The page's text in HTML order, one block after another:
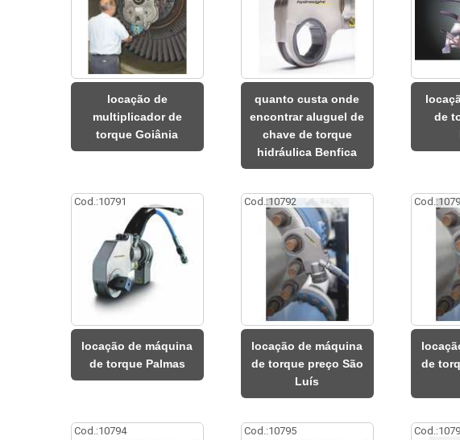
locação de
multiplicador de
torque Goiânia
quanto custa onde
encontrar aluguel de
chave de torque
hidráulica Benfica
de
Cod.:10791
locação de máquina
de torque Palmas
Cod.:10792
locação de máquina
de torque preço São
Luís
Cod.:
de
Cod.:10794 Cod.:10795 Cod.: